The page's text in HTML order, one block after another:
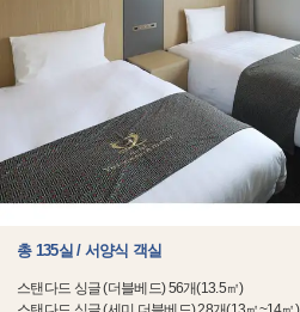
총 135실 / 서양식 객실
스탠다드 싱글 (더블베드) 56개(13.5㎡)